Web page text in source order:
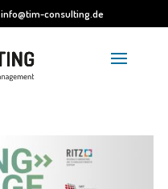
info@tim-consulting.de